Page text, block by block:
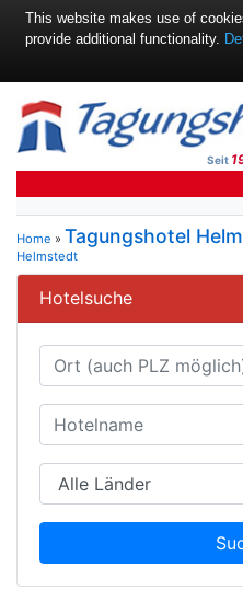
Seit
Home » Tagungshotel
Helmstedt
Hotelsuche
This website makes use of
provide additional functionality.